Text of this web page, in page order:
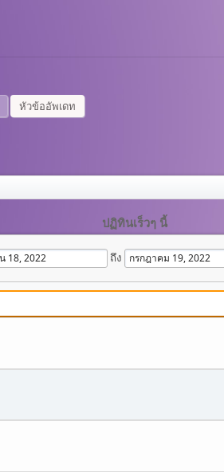
หัวข้ออัพเดท
ปฏิทินเร็วๆ นี้
ถึง